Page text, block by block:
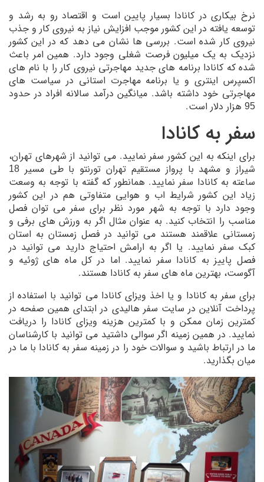
نرخ بیکاری در کانادا بسیار پایین است و اقتصاد رو به رشد و
توسعه یافته در این کشور موجب افزایش نیاز به نیروی کار و جذب
نیروی کار شده است. بررسی ها نشان می دهد که در این کشور
نزدیک به یک میلیون فرصت شغلی وجود دارد. همین امر باعث
شده که کانادا برنامه های جدید مهاجرتی نیروی کار را با نام های
اکسپرس اینتری و یا برنامه مهاجرت استانی در سیاست های
مهاجرتی خود داشته باشد. میانگین درآمد سالانه افراد در حدود
95 هزار دلار است.
سفر به کانادا
برای اینکه به این کشور سفر نمایید. می توانید از شهرهای تهران،
شیراز و مشهد با پرواز مستقیم تهران تورنتو با طی مسیر 18
ساعته به کانادا سفر نمایید. همانطور که گفته با توجه به وسعت
زیاد این کشور شرایط اب و هوایی متفاوتی هم در این کشور
وجود دارد با توجه به شهر مورد نظر برای سفر می توان فصل
مناسب را انتخاب کنید. به عنوان مثال اگر به ورزش های برفی و
زمستانی علاقمند هستند می توانید در فصل زمستان به استان
کبک سفر نمایید. یا اگر به ارامش احتیاج دارید می توانید در
فصل پاییز به کانادا سفر نمایید. اما در کل ماه ‌های ژوئیه و
آگوست، بهترین ماه‌ های سفر به کانادا هستند.
برای سفر به کانادا و یا اخذ ویزای کانادا می توانید با استفاده از
پرداخت آنلاین در سایت سفر هالیدی در ابتدای همین صفحه در
کمترین زمان ممکن و با کمترین هزینه ویزای کانادا را دریافت
نمایید. در همین زمینه اگر سوالی داشتید می توانید با کارشناسان
ما در ارتباط باشید و سوالات خود را در زمینه سفر به کانادا با ما در
میان بگذارید.